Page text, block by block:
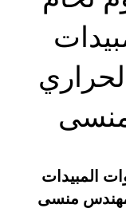
المبيدات
منسى